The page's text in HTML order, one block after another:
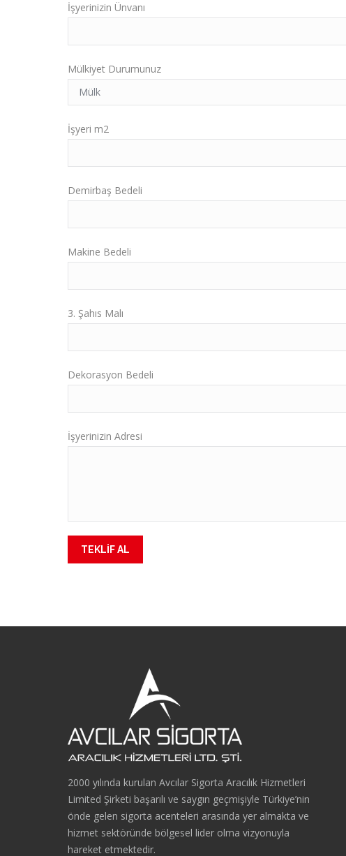
İşyerinizin Ünvanı
Mülkiyet Durumunuz
İşyeri m2
Demirbaş Bedeli
Makine Bedeli
3. Şahıs Malı
Dekorasyon Bedeli
İşyerinizin Adresi
2000 yılında kurulan Avcılar Sigorta Aracılık Hizmetleri
Limited Şirketi başarılı ve saygın geçmişiyle Türkiye’nin
önde gelen sigorta acenteleri arasında yer almakta ve
hizmet sektöründe bölgesel lider olma vizyonuyla
hareket etmektedir.